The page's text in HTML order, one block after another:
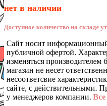
нет в наличии
Доступное количество на складе
Сайт носит информационный
публичной офертой.
изменяться производителем
магазин не несет
несоответсвие
сайте, с действительными.
у менеджеров компании.